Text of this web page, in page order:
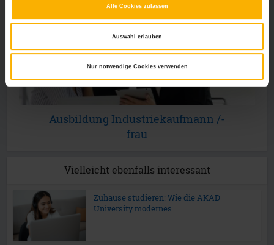
Alle Cookies zulassen
Auswahl erlauben
Nur notwendige Cookies verwenden
Ausbildung Industriekaufmann /-
frau
Vielleicht ebenfalls interessant
Zuhause studieren: Wie die AKAD
University modernes...